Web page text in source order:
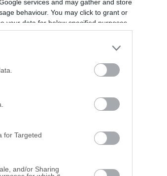
services and may gather and store
behaviour. You may click to grant or
your data for below specified purposes
for Targeted
and/or Sharing
σε